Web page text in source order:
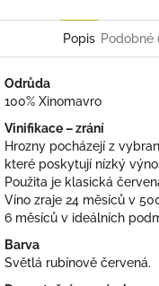
Popis Podobné
Odrůda
100% Xinomavro
Vinifikace – zrání
Hrozny pocházejí z
které poskytují nízký
Použita je klasická
Víno zraje 24 měsíců v
6 měsíců v ideálních
Barva
Světlá rubínově červená.